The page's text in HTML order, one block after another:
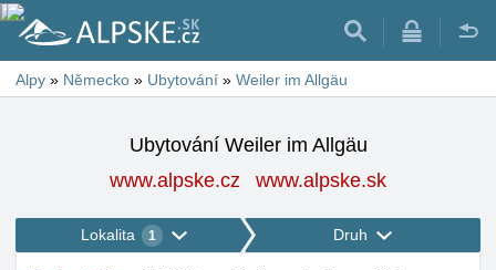
Alpy » Německo » Ubytování » Weiler im Allgäu
Ubytování Weiler im Allgäu
www.alpske.cz
www.alpske.sk
Lokalita 1 Druh